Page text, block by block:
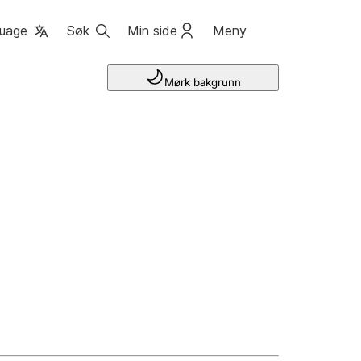
Søk Min side Meny
Mørk bakgrunn